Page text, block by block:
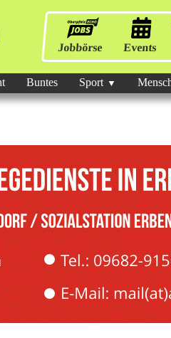
Jobbörse Events
Buntes Sport